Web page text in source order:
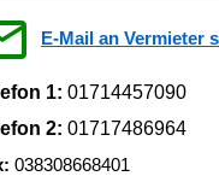
E-Mail an Vermieter
1: 01714457090
2: 01717486964
038308668401